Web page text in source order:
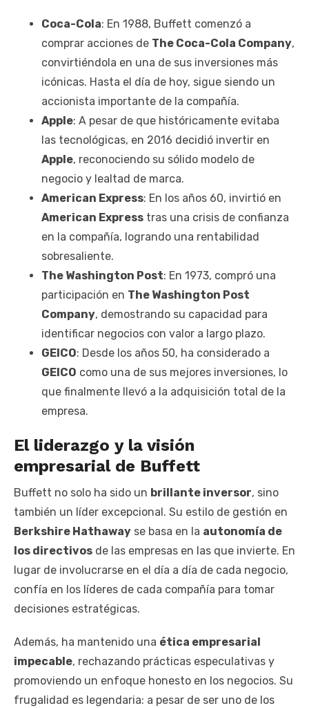
Coca-Cola: En 1988, Buffett comenzó a
comprar acciones de The Coca-Cola Company,
convirtiéndola en una de sus inversiones más
icónicas. Hasta el día de hoy, sigue siendo un
accionista importante de la compañía.
Apple: A pesar de que históricamente evitaba
las tecnológicas, en 2016 decidió invertir en
Apple, reconociendo su sólido modelo de
negocio y lealtad de marca.
American Express: En los años 60, invirtió en
American Express tras una crisis de confianza
en la compañía, logrando una rentabilidad
sobresaliente.
The Washington Post: En 1973, compró una
participación en The Washington Post
Company, demostrando su capacidad para
identificar negocios con valor a largo plazo.
GEICO: Desde los años 50, ha considerado a
GEICO como una de sus mejores inversiones, lo
que finalmente llevó a la adquisición total de la
empresa.
El liderazgo y la visión
empresarial de Buffett
Buffett no solo ha sido un brillante inversor, sino
también un líder excepcional. Su estilo de gestión en
Berkshire Hathaway se basa en la autonomía de
los directivos de las empresas en las que invierte. En
lugar de involucrarse en el día a día de cada negocio,
confía en los líderes de cada compañía para tomar
decisiones estratégicas.
Además, ha mantenido una ética empresarial
impecable, rechazando prácticas especulativas y
promoviendo un enfoque honesto en los negocios. Su
frugalidad es legendaria: a pesar de ser uno de los